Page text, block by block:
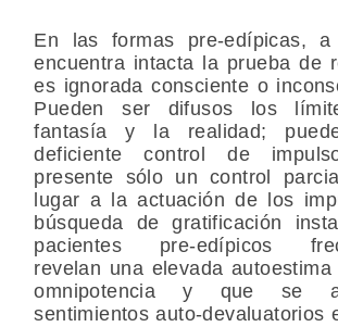
En las formas pre-edípicas,
encuentra intacta la prueba de
es ignorada consciente o
Pueden ser difusos los
fantasía y la realidad;
deficiente control de
presente sólo un control
lugar a la actuación de los
búsqueda de gratificación
pacientes pre-edípicos
revelan una elevada
omnipotencia y que se
sentimientos auto-devaluatorios